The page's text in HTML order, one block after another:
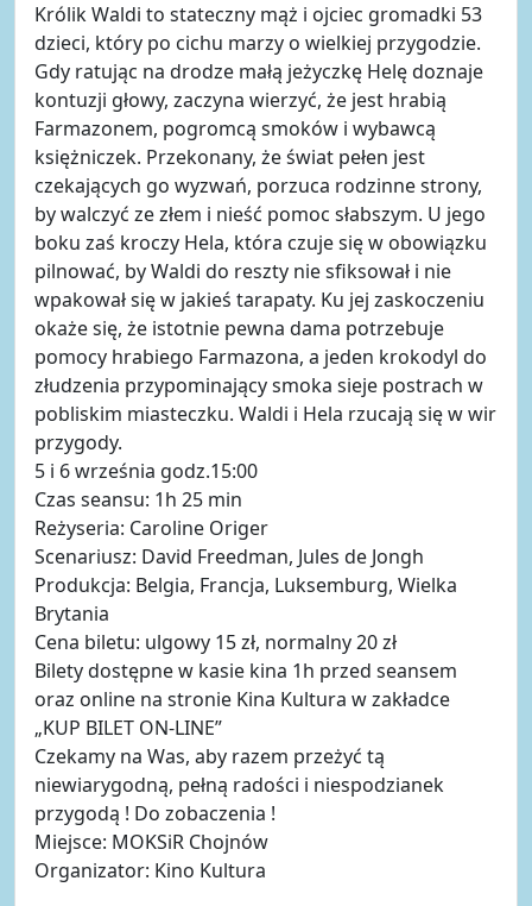
Królik Waldi to stateczny mąż i ojciec gromadki 53
dzieci, który po cichu marzy o wielkiej przygodzie.
Gdy ratując na drodze małą jeżyczkę Helę doznaje
kontuzji głowy, zaczyna wierzyć, że jest hrabią
Farmazonem, pogromcą smoków i wybawcą
księżniczek. Przekonany, że świat pełen jest
czekających go wyzwań, porzuca rodzinne strony,
by walczyć ze złem i nieść pomoc słabszym. U jego
boku zaś kroczy Hela, która czuje się w obowiązku
pilnować, by Waldi do reszty nie sfiksował i nie
wpakował się w jakieś tarapaty. Ku jej zaskoczeniu
okaże się, że istotnie pewna dama potrzebuje
pomocy hrabiego Farmazona, a jeden krokodyl do
złudzenia przypominający smoka sieje postrach w
pobliskim miasteczku. Waldi i Hela rzucają się w wir
przygody.
5 i 6 września godz.15:00
Czas seansu: 1h 25 min
Reżyseria: Caroline Origer
Scenariusz: David Freedman, Jules de Jongh
Produkcja: Belgia, Francja, Luksemburg, Wielka
Brytania
Cena biletu: ulgowy 15 zł, normalny 20 zł
Bilety dostępne w kasie kina 1h przed seansem
oraz online na stronie Kina Kultura w zakładce
„KUP BILET ON-LINE”
Czekamy na Was, aby razem przeżyć tą
niewiarygodną, pełną radości i niespodzianek
przygodą ! Do zobaczenia !
Miejsce: MOKSiR Chojnów
Organizator: Kino Kultura